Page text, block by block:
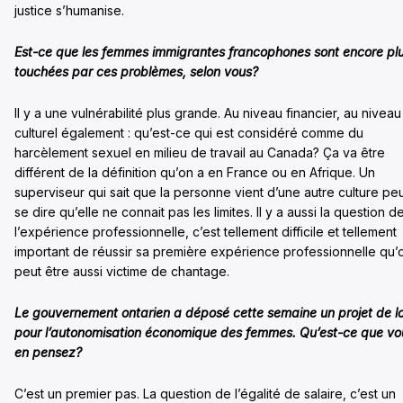
justice s’humanise.
Est-ce que les femmes immigrantes francophones sont encore
touchées par ces problèmes, selon vous?
Il y a une vulnérabilité plus grande. Au niveau financier, au niveau
culturel également : qu’est-ce qui est considéré comme du
harcèlement sexuel en milieu de travail au Canada? Ça va être
différent de la définition qu’on a en France ou en Afrique. Un
superviseur qui sait que la personne vient d’une autre culture
se dire qu’elle ne connait pas les limites. Il y a aussi la question
l’expérience professionnelle, c’est tellement difficile et tellement
important de réussir sa première expérience professionnelle
peut être aussi victime de chantage.
Le gouvernement ontarien a déposé cette semaine un projet de
pour l’autonomisation économique des femmes. Qu’est-ce que
en pensez?
C’est un premier pas. La question de l’égalité de salaire, c’est un